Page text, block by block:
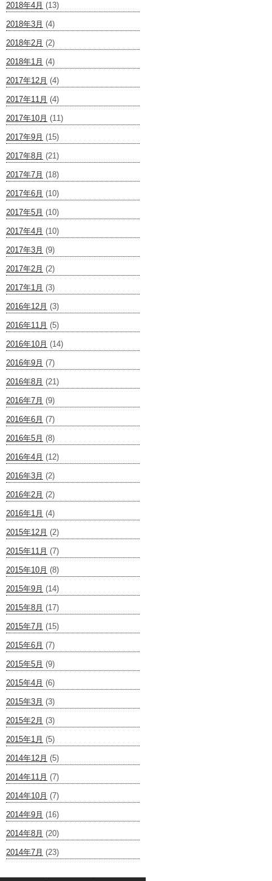
2018年4月 (13)
2018年3月 (4)
2018年2月 (2)
2018年1月 (4)
2017年12月 (4)
2017年11月 (4)
2017年10月 (11)
2017年9月 (15)
2017年8月 (21)
2017年7月 (18)
2017年6月 (10)
2017年5月 (10)
2017年4月 (10)
2017年3月 (9)
2017年2月 (2)
2017年1月 (3)
2016年12月 (3)
2016年11月 (5)
2016年10月 (14)
2016年9月 (7)
2016年8月 (21)
2016年7月 (9)
2016年6月 (7)
2016年5月 (8)
2016年4月 (12)
2016年3月 (2)
2016年2月 (2)
2016年1月 (4)
2015年12月 (2)
2015年11月 (7)
2015年10月 (8)
2015年9月 (14)
2015年8月 (17)
2015年7月 (15)
2015年6月 (7)
2015年5月 (9)
2015年4月 (6)
2015年3月 (3)
2015年2月 (3)
2015年1月 (5)
2014年12月 (5)
2014年11月 (7)
2014年10月 (7)
2014年9月 (16)
2014年8月 (20)
2014年7月 (23)